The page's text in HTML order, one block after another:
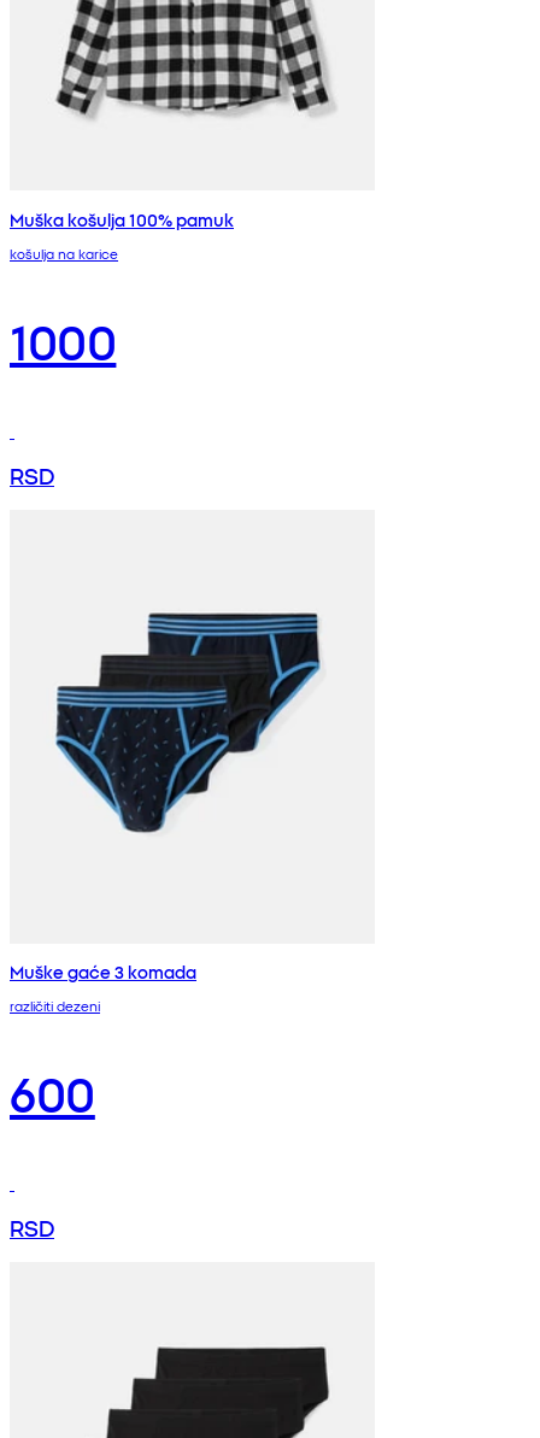
Muška košulja 100% pamuk
košulja na karice
1000
RSD
Muške gaće 3 komada
različiti dezeni
600
RSD